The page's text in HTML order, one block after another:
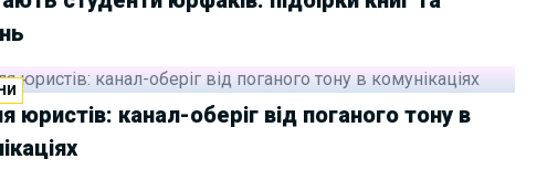
юристів: канал-оберіг від поганого тону в